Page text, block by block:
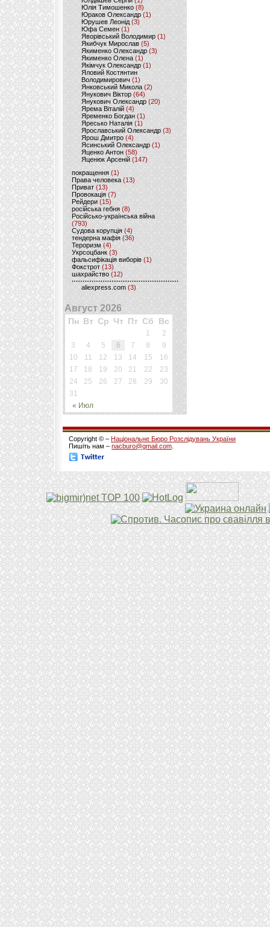
Юлія Тимошенко (8)
Юраков Олександр (1)
Юрушев Леонід (3)
Юфа Семен (1)
Яворівський Володимир (1)
Якибчук Мирослав (5)
Якименко Олександр (3)
Якименко Олена(1)
Якімчук Олександр (1)
Яловий Костянтин
Володимирович (1)
Янковський Микола(2)
Янукович Віктор (64)
Янукович Олександр(20)
Ярема Віталій(4)
Яременко Богдан(1)
Яресько Наталія(1)
Ярославський Олександр (3)
Ярош Дмитро (4)
Ясинський Олександр (1)
Яценко Антон(58)
Яценюк Арсеній (147)
покращення (1)
Права человека(13)
Приват (13)
Провокація (7)
Рейдери (15)
російська гебня (8)
Російсько-українська війна
(793)
Судова корупція (4)
тендерна мафія (36)
Тероризм (4)
Укрсоцбанк (3)
фальсифікація виборів (1)
Фокстрот(13)
шахрайство (12)
aliexpress.com (3)
Август 2026
Пн Вт Ср Чт Пт Сб Вс
« Июл
1
2
3
4 5 6 7 8
9
10
11 12 13 14 15
16
17
18 19 20 21 22
23
24
25 26 27 28 29
30
31
Copyright © – Національне Бюро Розслідувань України
Пишіть нам – nacburo@gmail.com